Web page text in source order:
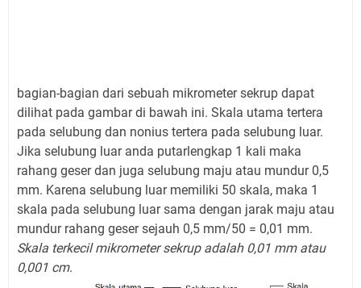
bagian-bagian dari sebuah mikrometer sekrup dapat
dilihat pada gambar di bawah ini. Skala utama tertera
pada selubung dan nonius tertera pada selubung luar.
Jika selubung luar anda putarlengkap 1 kali maka
rahang geser dan juga selubung maju atau mundur 0,5
mm. Karena selubung luar memiliki 50 skala, maka 1
skala pada selubung luar sama dengan jarak maju atau
mundur rahang geser sejauh 0,5 mm/50 = 0,01 mm.
Skala terkecil mikrometer sekrup adalah 0,01 mm atau
0,001 cm.